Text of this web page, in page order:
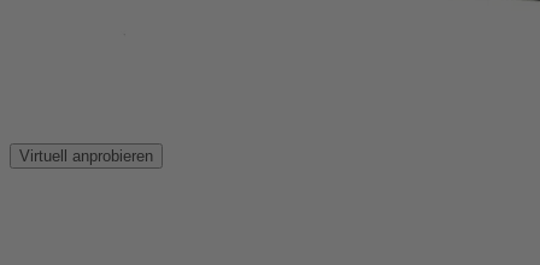
Virtuell anprobieren